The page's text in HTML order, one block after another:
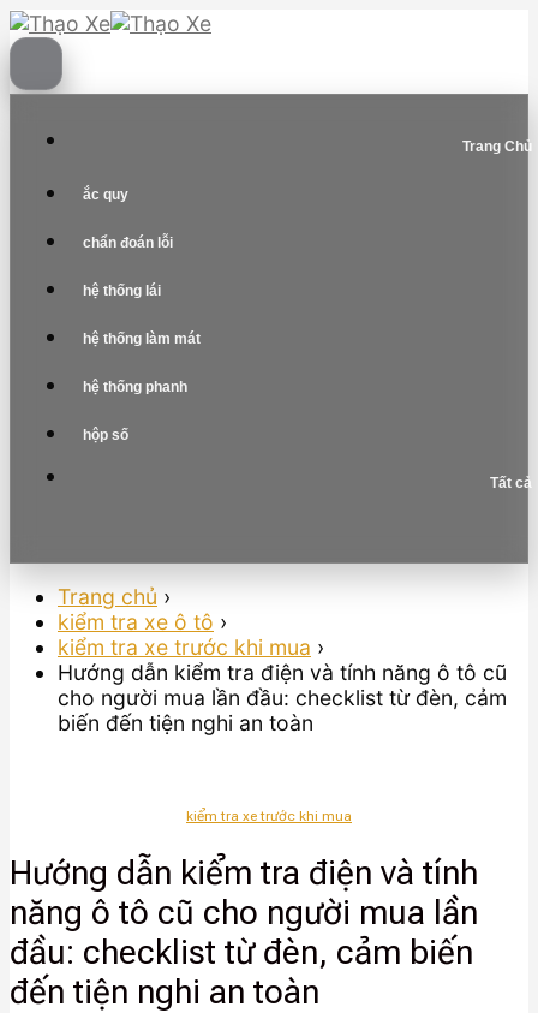
Skip
to
content
Trang Chủ
ắc quy
chẩn đoán lỗi
hệ thống lái
hệ thống làm mát
hệ thống phanh
hộp số
Tất cả
Trang chủ ›
kiểm tra xe ô tô ›
kiểm tra xe trước khi mua ›
Hướng dẫn kiểm tra điện và tính năng ô tô cũ
cho người mua lần đầu: checklist từ đèn, cảm
biến đến tiện nghi an toàn
kiểm tra xe trước khi mua
Hướng dẫn kiểm tra điện và tính
năng ô tô cũ cho người mua lần
đầu: checklist từ đèn, cảm biến
đến tiện nghi an toàn